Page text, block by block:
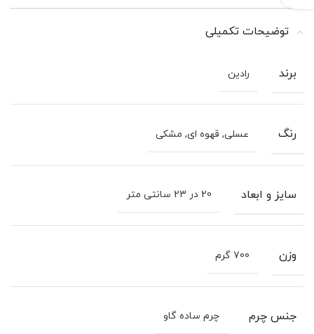
توضیحات تکمیلی
برند رادین
رنگ عسلی, قهوه ای, مشکی
سایز و ابعاد 20 در 23 سانتی متر
وزن 700 گرم
جنس چرم چرم ساده گاو